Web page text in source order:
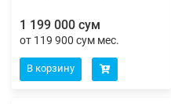
1 199 000 сум
от 119 900 сум мес.
В корзину